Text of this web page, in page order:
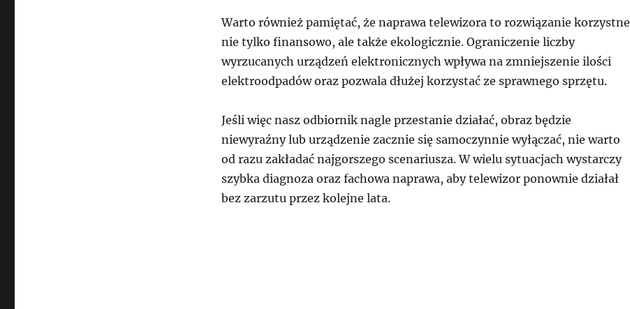
Warto również pamiętać, że naprawa telewizora to rozwiązanie korzystne
nie tylko finansowo, ale także ekologicznie. Ograniczenie liczby
wyrzucanych urządzeń elektronicznych wpływa na zmniejszenie ilości
elektroodpadów oraz pozwala dłużej korzystać ze sprawnego sprzętu.
Jeśli więc nasz odbiornik nagle przestanie działać, obraz będzie
niewyraźny lub urządzenie zacznie się samoczynnie wyłączać, nie warto
od razu zakładać najgorszego scenariusza. W wielu sytuacjach wystarczy
szybka diagnoza oraz fachowa naprawa, aby telewizor ponownie działał
bez zarzutu przez kolejne lata.